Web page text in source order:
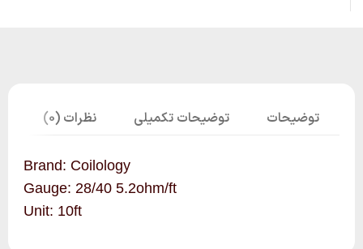
توضیحات توضیحات تکمیلی نظرات (0)
Brand: Coilology
Gauge: 28/40 5.2ohm/ft
Unit: 10ft